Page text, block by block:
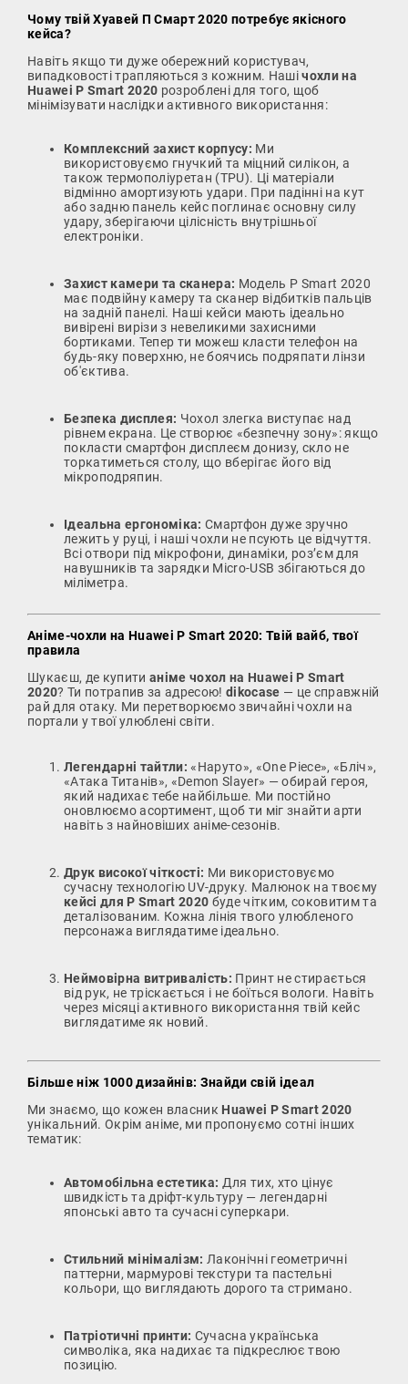
Чому твій Хуавей П Смарт 2020 потребує якісного
кейса?
Навіть якщо ти дуже обережний користувач,
випадковості трапляються з кожним. Нашічохли на
Huawei P Smart 2020 розроблені для того, щоб
мінімізувати наслідки активного використання:
Комплексний захист корпусу: Ми
використовуємо гнучкий та міцний силікон, а
також термополіуретан (TPU). Ці матеріали
відмінно амортизують удари. При падінні на кут
або задню панель кейс поглинає основну силу
удару, зберігаючи цілісність внутрішньої
електроніки.
Захист камери та сканера: Модель P Smart 2020
має подвійну камеру та сканер відбитків пальців
на задній панелі. Наші кейси мають ідеально
вивірені вирізи з невеликими захисними
бортиками. Тепер ти можеш класти телефон на
будь-яку поверхню, не боячись подряпати лінзи
об'єктива.
Безпека дисплея: Чохол злегка виступає над
рівнем екрана. Це створює «безпечну зону»: якщо
покласти смартфон дисплеєм донизу, скло не
торкатиметься столу, що вберігає його від
мікроподряпин.
Ідеальна ергономіка: Смартфон дуже зручно
лежить у руці, і наші чохли не псують це відчуття.
Всі отвори під мікрофони, динаміки, роз’єм для
навушників та зарядки Micro-USB збігаються до
міліметра.
Аніме-чохли на Huawei P Smart 2020: Твій вайб, твої
правила
Шукаєш, де купити аніме чохол на Huawei P Smart
2020? Ти потрапив за адресою!dikocase — це справжній
рай для отаку. Ми перетворюємо звичайні чохли на
портали у твої улюблені світи.
Легендарні тайтли: «Наруто», «One Piece», «Бліч»,
«Атака Титанів», «Demon Slayer» — обирай героя,
який надихає тебе найбільше. Ми постійно
оновлюємо асортимент, щоб ти міг знайти арти
навіть з найновіших аніме-сезонів.
Друк високої чіткості: Ми використовуємо
сучасну технологію UV-друку. Малюнок на твоєму
кейсі для P Smart 2020 буде чітким, соковитим та
деталізованим. Кожна лінія твого улюбленого
персонажа виглядатиме ідеально.
Неймовірна витривалість: Принт не стирається
від рук, не тріскається і не боїться вологи. Навіть
через місяці активного використання твій кейс
виглядатиме як новий.
Більше ніж 1000 дизайнів: Знайди свій ідеал
Ми знаємо, що кожен власник Huawei P Smart 2020
унікальний. Окрім аніме, ми пропонуємо сотні інших
тематик:
Автомобільна естетика: Для тих, хто цінує
швидкість та дріфт-культуру — легендарні
японські авто та сучасні суперкари.
Стильний мінімалізм: Лаконічні геометричні
паттерни, мармурові текстури та пастельні
кольори, що виглядають дорого та стримано.
Патріотичні принти: Сучасна українська
символіка, яка надихає та підкреслює твою
позицію.